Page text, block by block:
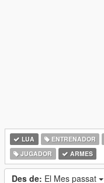
LUA ENTRENADOR
JUGADOR
ARMES
Des de: El Mes passat